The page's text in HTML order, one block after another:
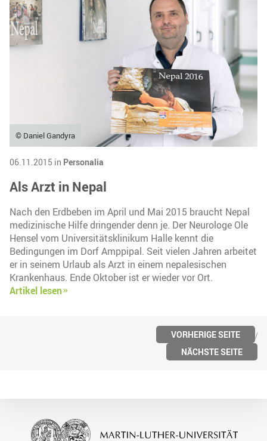
© Daniel Gandyra
06.11.2015 in Personalia
Als Arzt in Nepal
Nach den Erdbeben im April und Mai 2015 braucht Nepal
medizinische Hilfe dringender denn je. Der Neurologe Ole
Hensel vom Universitätsklinikum Halle kennt die
Bedingungen im Dorf Amppipal. Seit vielen Jahren arbeitet
er in seinem Urlaub als Arzt in einem nepalesischen
Krankenhaus. Ende Oktober ist er wieder vor Ort.
Artikel lesen
VORHERIGE SEITE
NÄCHSTE SEITE